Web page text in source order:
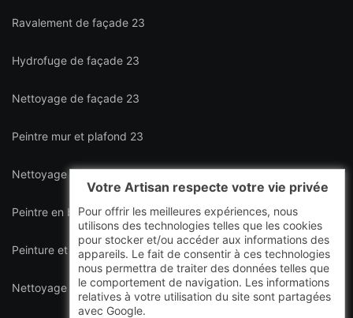
Ravalement de façade 23
Hydrofuge de façade 23
Nettoyage de façade 23
Peintre mur et plafond 23
Nettoyage de terrasse 23
Peintre en bâtiment intérieur et extérieur 23
Peinture et décapage de volet 23
Nettoyage de toiture 23
Votre Artisan respecte votre vie privée
Pour offrir les meilleures expériences, nous
utilisons des technologies telles que les cookies
pour stocker et/ou accéder aux informations des
appareils. Le fait de consentir à ces technologies
nous permettra de traiter des données telles que
le comportement de navigation. Les informations
relatives à votre utilisation du site sont partagées
avec Google.